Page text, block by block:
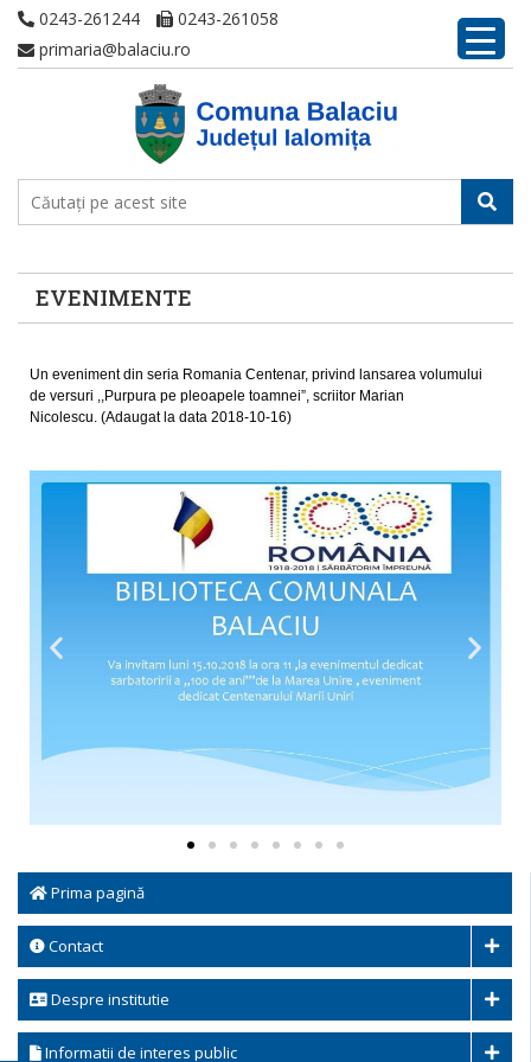
0243-261244
0243-261058
primaria@balaciu.ro
EVENIMENTE
Prima pagină
Contact
Despre institutie
Informatii de interes public
Un eveniment din seria Romania Centenar, privind lansarea volumului
de versuri ,,Purpura pe pleoapele toamnei”, scriitor Marian
Nicolescu. (Adaugat la data 2018-10-16)